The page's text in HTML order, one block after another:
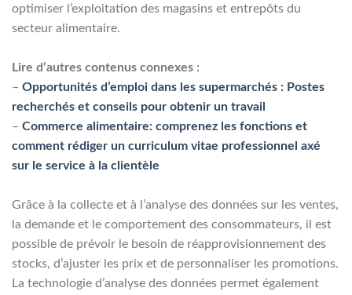
optimiser l’exploitation des magasins et entrepôts du
secteur alimentaire.
Lire d’autres contenus connexes :
– Opportunités d’emploi dans les supermarchés : Postes
recherchés et conseils pour obtenir un travail
– Commerce alimentaire: comprenez les fonctions et
comment rédiger un curriculum vitae professionnel axé
sur le service à la clientèle
Grâce à la collecte et à l’analyse des données sur les ventes,
la demande et le comportement des consommateurs, il est
possible de prévoir le besoin de réapprovisionnement des
stocks, d’ajuster les prix et de personnaliser les promotions.
La technologie d’analyse des données permet également